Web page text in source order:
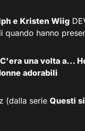
e Kristen Wiig
quando hanno
C'era una volta a...
adorabili
(dalla serie Questi